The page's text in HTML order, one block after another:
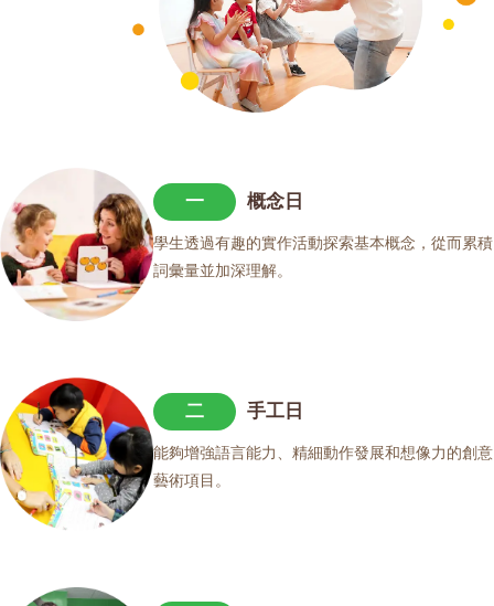
一 概念日
學生透過有趣的實作活動探索基本概念，從而累積
詞彙量並加深理解。
二 手工日
能夠增強語言能力、精細動作發展和想像力的創意
藝術項目。